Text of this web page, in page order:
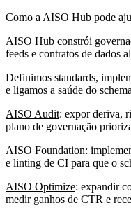
Como a AISO Hub pode
AISO Hub constrói
feeds e contratos de dados
Definimos standards,
e ligamos a saúde do
AISO Audit: expor deriva,
plano de governação
AISO Foundation:
e linting de CI para que o
AISO Optimize: expandir
medir ganhos de CTR e